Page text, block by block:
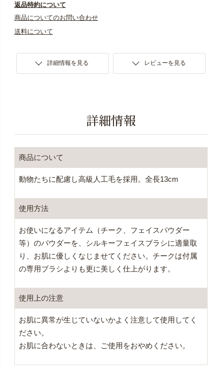
返品特約について
商品についてのお問い合わせ
送料について
詳細情報を見る レビューを見る
詳細情報
商品について
動物たちに配慮し高級人工毛を採用。全長13cm
使用方法
お使いになるアイテム（チーク、フェイスパウダー
等）のパウダーを、シルキーフェイスブラシに適量取
り、お肌に優しくなじませてください。チークは付属
の専用ブラシよりも更に美しく仕上がります。
使用上の注意
お肌に異常が生じていないかよく注意して使用してく
ださい。
お肌に合わないときは、ご使用をおやめください。